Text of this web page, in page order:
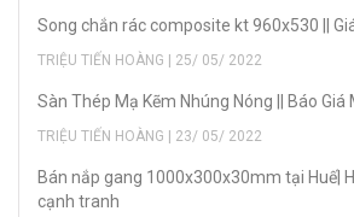
Song chắn rác composite kt 960x530 ||
TRIỆU TIẾN HOÀNG | 25/ 05/ 2022
Sàn Thép Mạ Kẽm Nhúng Nóng || Báo Giá
TRIỆU TIẾN HOÀNG | 23/ 05/ 2022
Bán nắp gang 1000x300x30mm tại Huế|
cạnh tranh